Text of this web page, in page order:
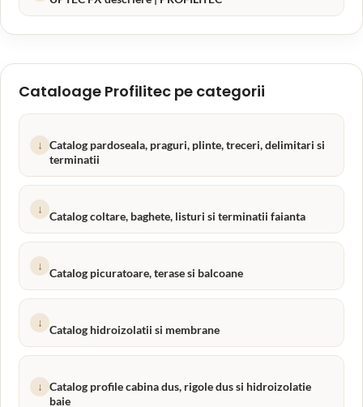
Cataloage Profilitec pe categorii
↓ Catalog pardoseala, praguri, plinte, treceri, delimitari si
terminatii
↓
Catalog coltare, baghete, listuri si terminatii faianta
↓
Catalog picuratoare, terase si balcoane
↓
Catalog hidroizolatii si membrane
↓ Catalog profile cabina dus, rigole dus si hidroizolatie
baie